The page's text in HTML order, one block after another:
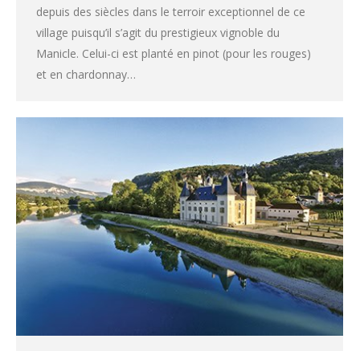
depuis des siècles dans le terroir exceptionnel de ce
village puisqu’il s’agit du prestigieux vignoble du
Manicle. Celui-ci est planté en pinot (pour les rouges)
et en chardonnay…